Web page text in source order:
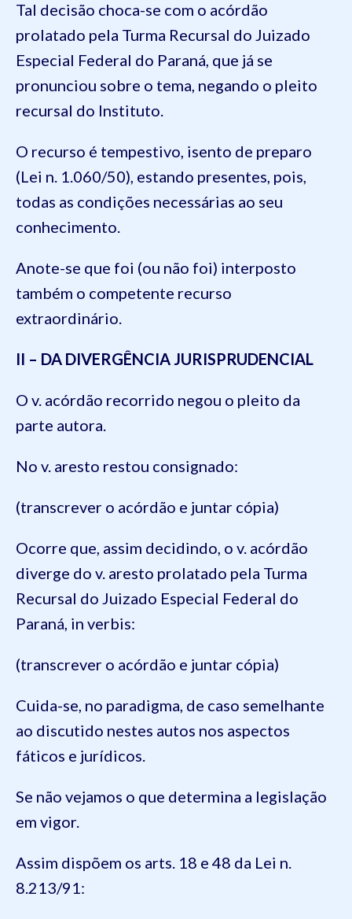
Tal decisão choca-se com o acórdão
prolatado pela Turma Recursal do Juizado
Especial Federal do Paraná, que já se
pronunciou sobre o tema, negando o pleito
recursal do Instituto.
O recurso é tempestivo, isento de preparo
(Lei n. 1.060/50), estando presentes, pois,
todas as condições necessárias ao seu
conhecimento.
Anote-se que foi (ou não foi) interposto
também o competente recurso
extraordinário.
II – DA DIVERGÊNCIA JURISPRUDENCIAL
O v. acórdão recorrido negou o pleito da
parte autora.
No v. aresto restou consignado:
(transcrever o acórdão e juntar cópia)
Ocorre que, assim decidindo, o v. acórdão
diverge do v. aresto prolatado pela Turma
Recursal do Juizado Especial Federal do
Paraná, in verbis:
(transcrever o acórdão e juntar cópia)
Cuida-se, no paradigma, de caso semelhante
ao discutido nestes autos nos aspectos
fáticos e jurídicos.
Se não vejamos o que determina a legislação
em vigor.
Assim dispõem os arts. 18 e 48 da Lei n.
8.213/91: